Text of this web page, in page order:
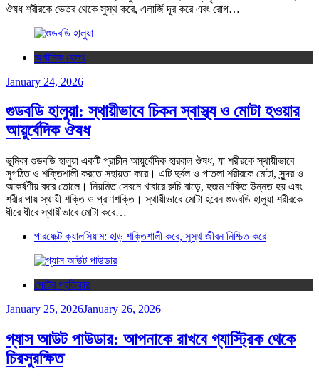
ঔষধ শরীরকে ভেতর থেকে সুস্থ করে, এলার্জি দূর করে এবং রোগ…
অর্গানিক হেলথ
January 24, 2026
গুডবডি হালুয়া: স্থায়ীভাবে চিকন স্বাস্থ্য ও মোটা হওয়ার
আয়ুর্বেদিক ঔষধ
ভূমিকা গুডবডি হালুয়া একটি প্রাচীন আয়ুর্বেদিক হারবাল ঔষধ, যা শরীরকে স্থায়ীভাবে
সুগঠিত ও শক্তিশালী করতে সহায়তা করে। এটি দুর্বল ও পাতলা শরীরকে মোটা, সুন্দর ও
আকর্ষণীয় করে তোলে। নিয়মিত সেবনে খাবারে রুচি বাড়ে, হজম শক্তি উন্নত হয় এবং
শরীর পায় স্থায়ী শক্তি ও প্রাণশক্তি। স্থায়ীভাবে মোটা হবেন গুডবডি হালুয়া শরীরকে
ধীরে ধীরে স্থায়ীভাবে মোটা করে…
পারফেক্ট ক্যালসিয়াম: হাড় শক্তিশালী করে, সুস্থ জীবন নিশ্চিত করে
পেটের প্রতিকার
January 25, 2026January 26, 2026
গ্যাস আউট পাউডার: আপনাকে রাখবে গ্যাস্ট্রিক থেকে
চিরসুরক্ষিত